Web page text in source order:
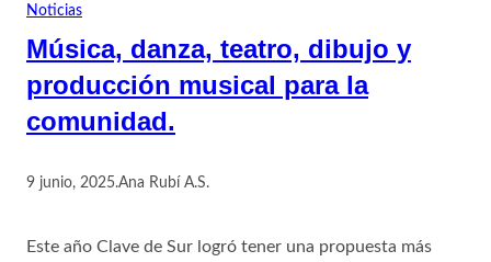
Noticias
Música, danza, teatro, dibujo y
producción musical para la
comunidad.
9 junio, 2025.Ana Rubí A.S.
Este año Clave de Sur logró tener una propuesta más